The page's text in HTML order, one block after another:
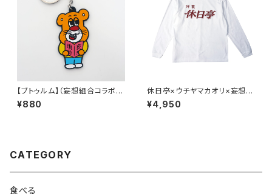
【ブトゥルム】（妄想組合コラボv
r.）ラバーキーホルダー
¥880
休日亭×ウチヤマカオリ×妄想組
合 L/SL Tシャツ(WHITE)
¥4,950
CATEGORY
食べる